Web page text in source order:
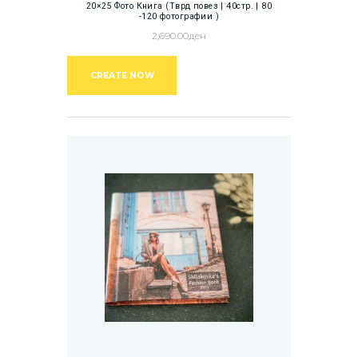
20×25 Фото Книга (Тврд повез | 40стр. | 80
-120 фотографии )
2,690.00ден
CREATE NOW